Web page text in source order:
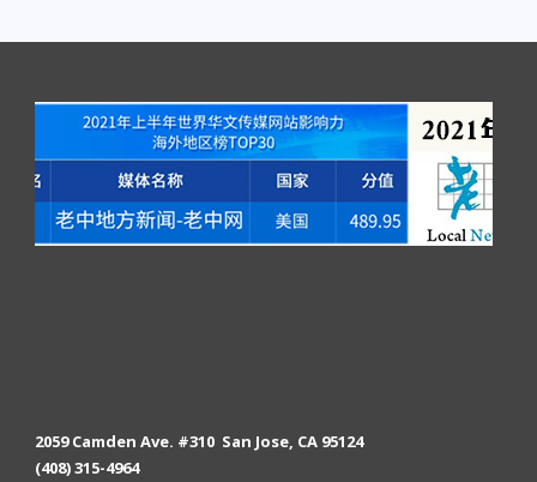
2059 Camden Ave. #310 San Jose, CA 95124
(408) 315-4964